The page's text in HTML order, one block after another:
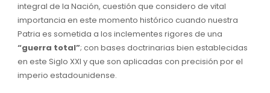
integral de la Nación, cuestión que considero de vital
importancia en este momento histórico cuando nuestra
Patria es sometida a los inclementes rigores de una
“guerra total”; con bases doctrinarias bien establecidas
en este Siglo XXI y que son aplicadas con precisión por el
imperio estadounidense.